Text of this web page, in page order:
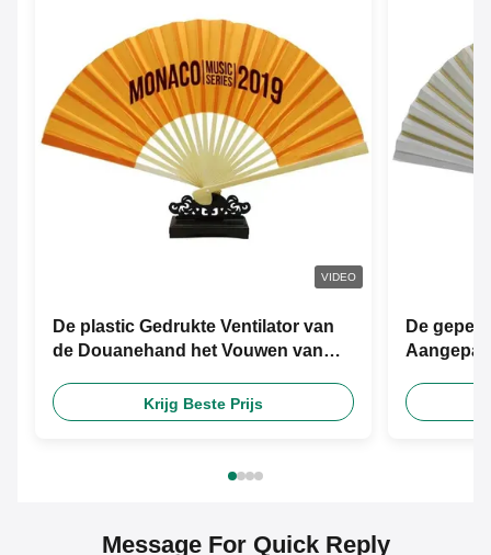
VIDEO
De plastic Gedrukte Ventilator van
de Douanehand het Vouwen van
Krijg Beste Prijs
De
Message For Quick Reply